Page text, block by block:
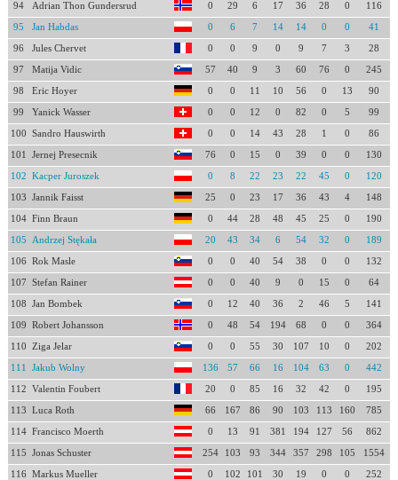
94 Adrian Thon Gundersrud 0 29 6 17 36 28 0 116
95 Jan Habdas 0 6 7 14 14 0 0 41
96 Jules Chervet 0 0 9 0 9 7 3 28
97 Matija Vidic 57 40 9 3 60 76 0 245
98 Eric Hoyer 0 0 11 10 56 0 13 90
99 Yanick Wasser 0 0 12 0 82 0 5 99
100 Sandro Hauswirth 0 0 14 43 28 1 0 86
101 Jernej Presecnik 76 0 15 0 39 0 0 130
102 Kacper Juroszek 0 8 22 23 22 45 0 120
103 Jannik Faisst 25 0 23 17 36 43 4 148
104 Finn Braun 0 44 28 48 45 25 0 190
105 Andrzej Stękała 20 43 34 6 54 32 0 189
106 Rok Masle 0 0 40 54 38 0 0 132
107 Stefan Rainer 0 0 40 9 0 15 0 64
108 Jan Bombek 0 12 40 36 2 46 5 141
109 Robert Johansson 0 48 54 194 68 0 0 364
110 Ziga Jelar 0 0 55 30 107 10 0 202
111 Jakub Wolny 136 57 66 16 104 63 0 442
112 Valentin Foubert 20 0 85 16 32 42 0 195
113 Luca Roth 66 167 86 90 103 113 160 785
114 Francisco Moerth 0 13 91 381 194 127 56 862
115 Jonas Schuster 254 103 93 344 357 298 105 1554
116 Markus Mueller 0 102 101 30 19 0 0 252